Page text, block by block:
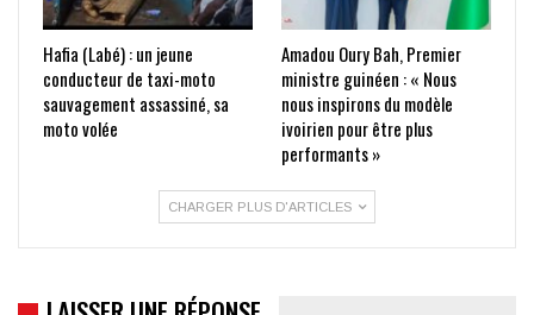
Hafia (Labé) : un jeune
conducteur de taxi-moto
sauvagement assassiné, sa
moto volée
Amadou Oury Bah, Premier
ministre guinéen : « Nous
nous inspirons du modèle
ivoirien pour être plus
performants »
CHARGER PLUS D'ARTICLES